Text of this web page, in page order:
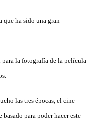
que ha sido una gran
para la fotografía de la película
las tres épocas, el cine
para poder hacer este